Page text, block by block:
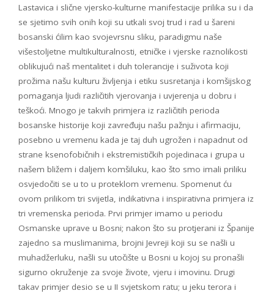
Lastavica i slične vjersko-kulturne manifestacije prilika su i da
se sjetimo svih onih koji su utkali svoj trud i rad u šareni
bosanski ćilim kao svojevrsnu sliku, paradigmu naše
višestoljetne multikulturalnosti, etničke i vjerske raznolikosti
oblikujući naš mentalitet i duh tolerancije i suživota koji
prožima našu kulturu življenja i etiku susretanja i komšijskog
pomaganja ljudi različitih vjerovanja i uvjerenja u dobru i
teškoći. Mnogo je takvih primjera iz različitih perioda
bosanske historije koji zavređuju našu pažnju i afirmaciju,
posebno u vremenu kada je taj duh ugrožen i napadnut od
strane ksenofobičnih i ekstremističkih pojedinaca i grupa u
našem bližem i daljem komšiluku, kao što smo imali priliku
osvjedočiti se u to u proteklom vremenu. Spomenut ću
ovom prilikom tri svijetla, indikativna i inspirativna primjera iz
tri vremenska perioda. Prvi primjer imamo u periodu
Osmanske uprave u Bosni; nakon što su protjerani iz Španije
zajedno sa muslimanima, brojni Jevreji koji su se našli u
muhadžerluku, našli su utočište u Bosni u kojoj su pronašli
sigurno okruženje za svoje živote, vjeru i imovinu. Drugi
takav primjer desio se u II svjetskom ratu; u jeku terora i